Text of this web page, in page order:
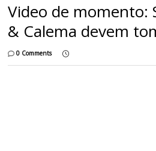
Video de momento:
& Calema devem
0 Comments